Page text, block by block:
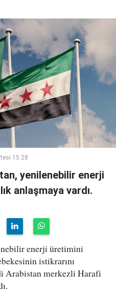
15:28
yenilenebilir enerji
anlaşmaya vardı.
enerji üretimini
istikrarını
Arabistan merkezli Harafi